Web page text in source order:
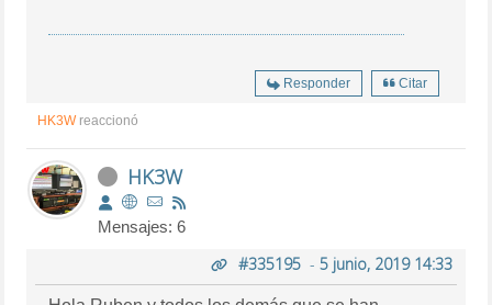
Responder Citar
HK3Wreaccionó
HK3W
Mensajes: 6
#335195- 5 junio, 2019 14:33